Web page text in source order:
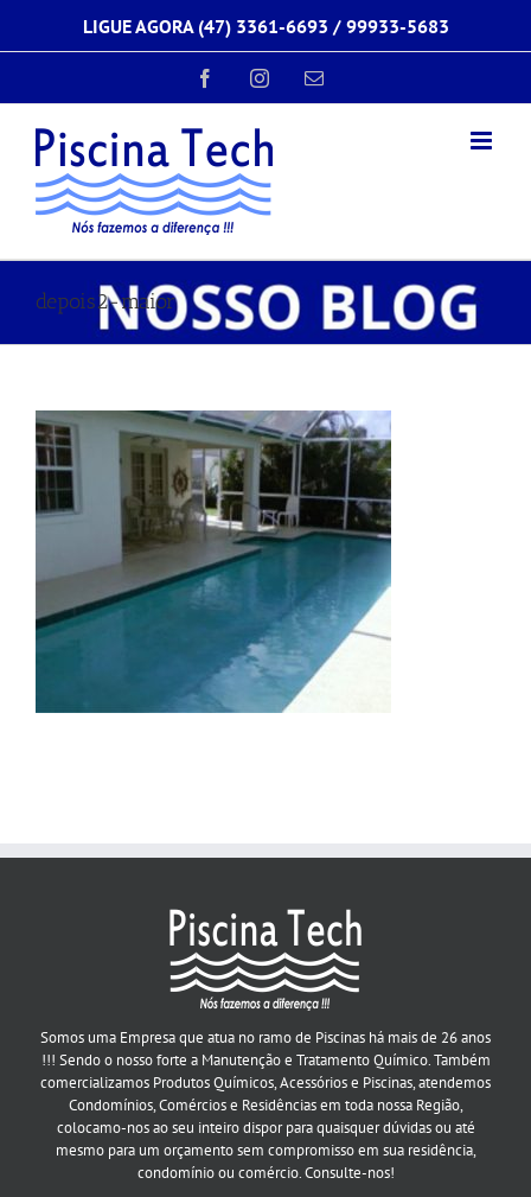
o
LIGUE AGORA (47) 3361-6693 / 99933-5683
FacebookInstagram
E-
depois2-maior
Somos uma Empresa que atua no ramo de Piscinas há mais de 26 anos
!!! Sendo o nosso forte a Manutenção e Tratamento Químico. Também
comercializamos Produtos Químicos, Acessórios e Piscinas, atendemos
Condomínios, Comércios e Residências em toda nossa Região,
colocamo-nos ao seu inteiro dispor para quaisquer dúvidas ou até
mesmo para um orçamento sem compromisso em sua residência,
condomínio ou comércio. Consulte-nos!